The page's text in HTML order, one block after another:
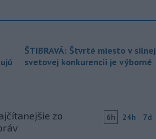
ŠTIBRAVÁ: Štvrté miesto v silnej
svetovej konkurencii je výborné
zo
6h 24h 7d